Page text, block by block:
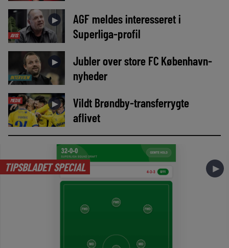
AVIS
►
AGF meldes interesseret i
Superliga-profil
INTERVIEW
►
Jubler over store FC København-
nyheder
MEDIE ►
Vildt Brøndby-transferrygte
aflivet
TIPSBLADET SPECIAL ►